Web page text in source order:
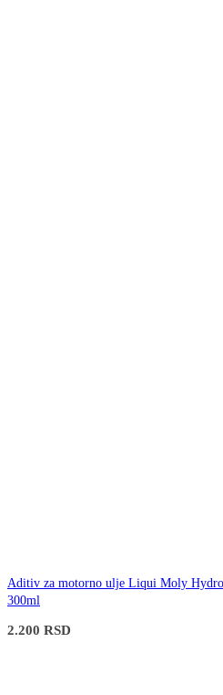
Aditiv za motorno ulje Liqui Moly
300ml
2.200 RSD